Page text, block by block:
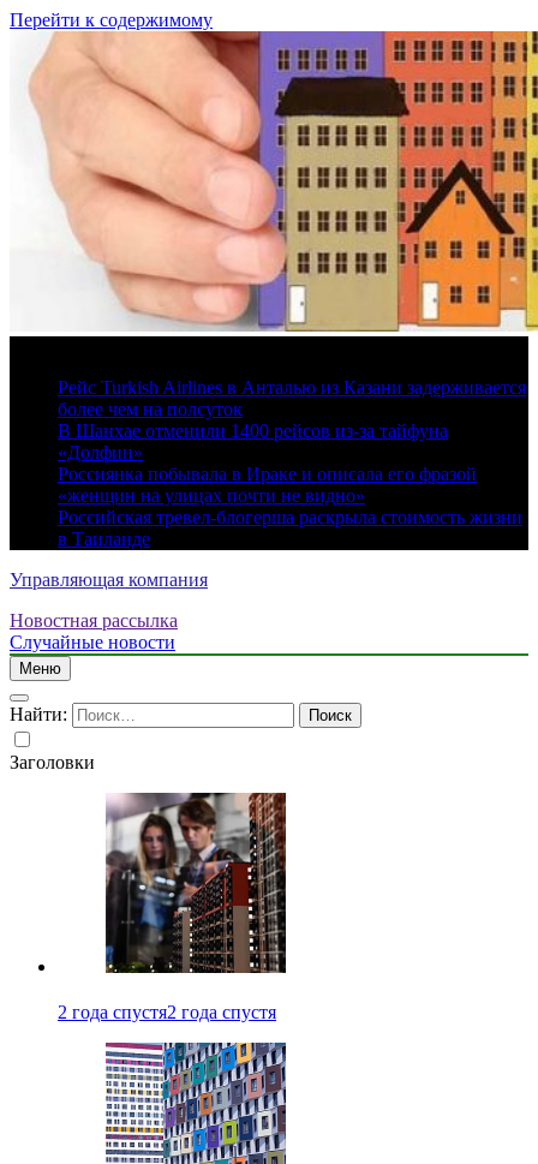
Перейти к содержимому
Рейс Turkish Airlines в Анталью из Казани задерживается
более чем на полсуток
В Шанхае отменили 1400 рейсов из-за тайфуна
«Долфин»
Россиянка побывала в Ираке и описала его фразой
«женщин на улицах почти не видно»
Российская тревел-блогерша раскрыла стоимость жизни
в Таиланде
Управляющая компания
Новостная рассылка
Случайные новости
Меню
Найти:
Заголовки
2 года спустя2 года спустя